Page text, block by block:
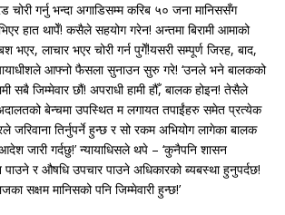
चोरी गर्नु भन्दा अगाडिसम्म करिब ५० जना मानिससँग
हात थापेँ! कसैले सहयोग गरेन! अन्तमा बिरामी आमाको
भएर, लाचार भएर चोरी गर्न पुगेँ!यसरी सम्पूर्ण जिरह, बाद,
आफ्नो फैसला सुनाउन सुरु गरे! ‘उनले भने बालकको
सबै जिम्मेवार छौं! अपराधी हामी हौँ, बालक होइन! तेसैले
बेन्चमा उपस्थित म लगायत तपाईंहरु समेत प्रत्येक
तिर्नुपर्ने हुन्छ र सो रकम अभियोग लागेका बालक
जारी गर्दछु!’ न्यायाधिसले थपे – ‘कुनैपनि शासन
र औषधि उपचार पाउने अधिकारको ब्यबस्था हुनुपर्दछ!
सक्षम मानिसको पनि जिम्मेवारी हुन्छ!’